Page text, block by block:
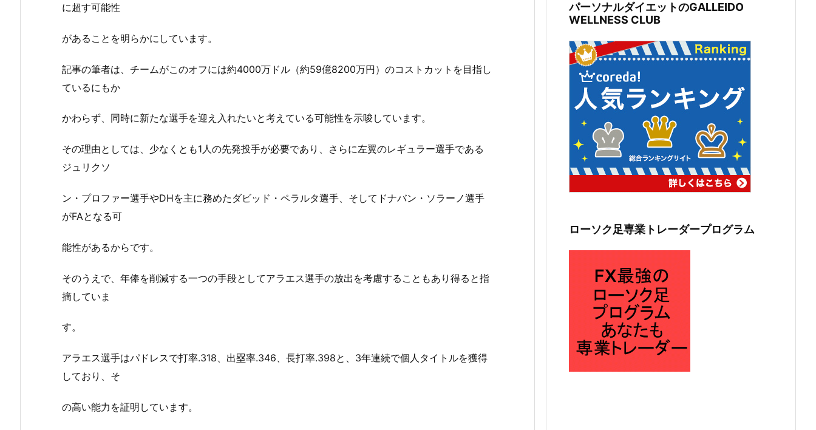
に超す可能性
があることを明らかにしています。
記事の筆者は、チームがこのオフには約4000万ドル（約59億8200万円）のコストカットを目指し
ているにもか
かわらず、同時に新たな選手を迎え入れたいと考えている可能性を示唆しています。
その理由としては、少なくとも1人の先発投手が必要であり、さらに左翼のレギュラー選手である
ジュリクソ
ン・プロファー選手やDHを主に務めたダビッド・ペラルタ選手、そしてドナバン・ソラーノ選手
がFAとなる可
能性があるからです。
そのうえで、年俸を削減する一つの手段としてアラエス選手の放出を考慮することもあり得ると指
摘していま
す。
アラエス選手はパドレスで打率.318、出塁率.346、長打率.398と、3年連続で個人タイトルを獲得
しており、そ
の高い能力を証明しています。
パーソナルダイエットのGALLEIDO
WELLNESS CLUB
ローソク足専業トレーダープログラム